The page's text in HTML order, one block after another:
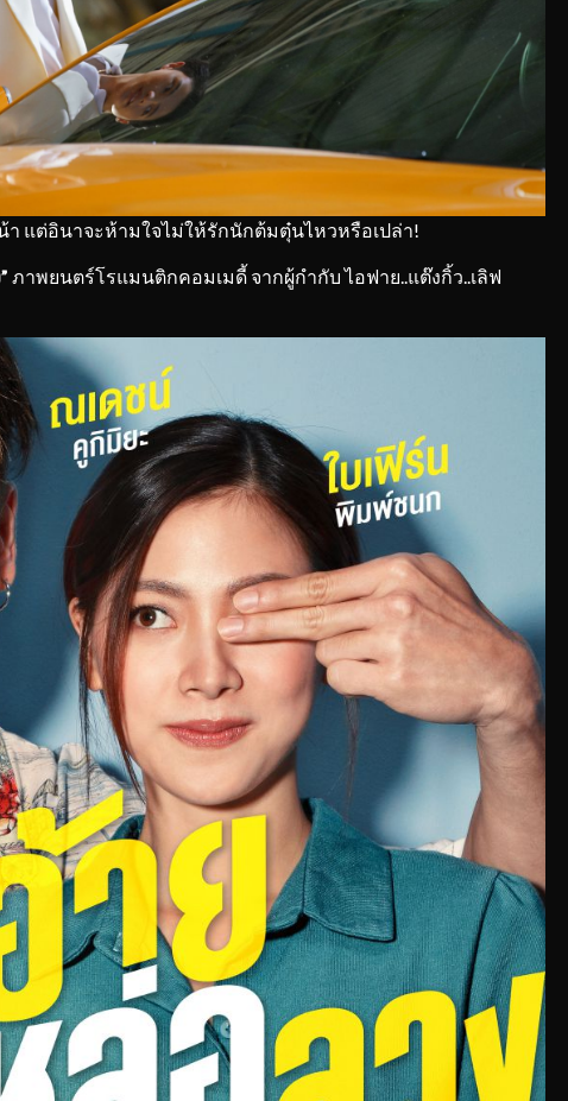
ต่อินาจะห้ามใจไม่ให้รักนักต้มตุ๋นไหวหรือเปล่า!
ภาพยนตร์โรแมนติกคอมเมดี้ จากผู้กำกับ ไอฟาย..แต๊งกิ้ว..เลิฟ